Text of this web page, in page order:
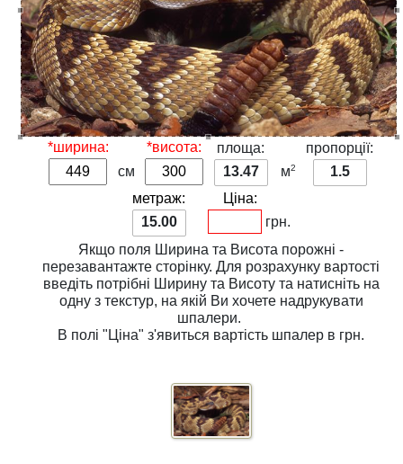
*ширина:
см
*висота:
площа:
13.47
м2
пропорції:
1.5
метраж:
15.00
Ціна:
грн.
Якщо поля Ширина та Висота порожні -
перезавантажте сторінку. Для розрахунку вартості
введіть потрібні Ширинута Висотута натисніть на
одну з текстур, на якій Ви хочете надрукувати
шпалери.
В полі"Ціна" з'явиться вартість шпалер в грн.